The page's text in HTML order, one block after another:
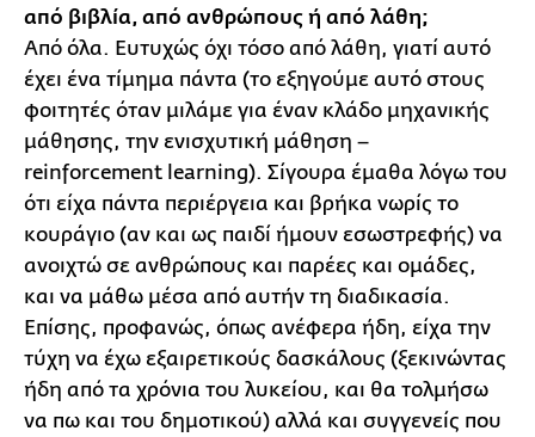
από βιβλία, από ανθρώπους ή από λάθη;
Από όλα. Ευτυχώς όχι τόσο από λάθη, γιατί αυτό
έχει ένα τίμημα πάντα (το εξηγούμε αυτό στους
φοιτητές όταν μιλάμε για έναν κλάδο μηχανικής
μάθησης, την ενισχυτική μάθηση –
reinforcement learning). Σίγουρα έμαθα λόγω του
ότι είχα πάντα περιέργεια και βρήκα νωρίς το
κουράγιο (αν και ως παιδί ήμουν εσωστρεφής) να
ανοιχτώ σε ανθρώπους και παρέες και ομάδες,
και να μάθω μέσα από αυτήν τη διαδικασία.
Επίσης, προφανώς, όπως ανέφερα ήδη, είχα την
τύχη να έχω εξαιρετικούς δασκάλους (ξεκινώντας
ήδη από τα χρόνια του λυκείου, και θα τολμήσω
να πω και του δημοτικού) αλλά και συγγενείς που